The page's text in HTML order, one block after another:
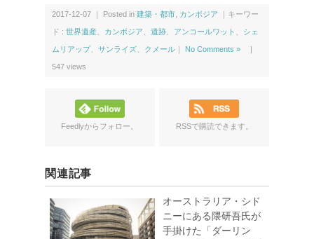
2017-12-07 ｜ Posted in 建築・都市 カンボジア ｜キーワー
ド : 世界遺産 カンボジア 遺跡 アンコールワット シェ
ムリアップ、 サンライズ クメール ｜ No Comments » |
547 views
Feedlyからフォロー。 RSSで購読できます。
関連記事
オーストラリア・シド
ニーにある隈研吾氏が
手掛けた「ダーリン